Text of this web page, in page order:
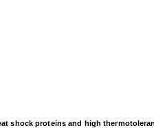
shock proteins and high